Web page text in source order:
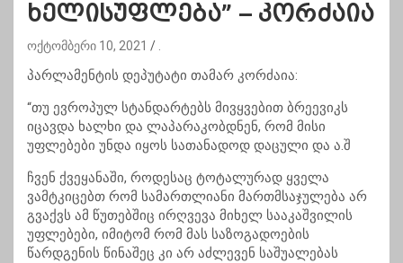
ხელისუფლება” – კორძაია
ოქტომბერი 10, 2021
პარლამენტის დეპუტატი თამარ კორძაია:
“თუ ევროპულ სტანდარტებს მივყვებით ბრეევიკს
იცავდა ხალხი და ლაპარაკობდნენ, რომ მისი
უფლებები უნდა იყოს სათანადოდ დაცული და ა.შ
ჩვენ ქვეყანაში, როდესაც ტოტალურად ყველა
ვამტკიცებთ რომ სამართლიანი მართმსაჯულება არ
გვაქვს ამ წუთებშიც ირღვევა მიხელ სააკაშვილის
უფლებები, იმიტომ რომ მას საზოგადოების
წარდგენის წინაშეც კი არ აძლევენ საშუალებას